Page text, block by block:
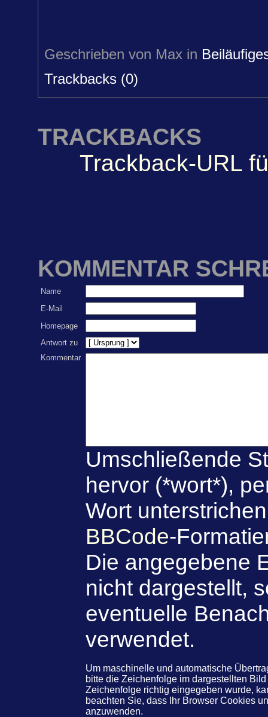
Geschrieben von Max in
Trackbacks (0)
TRACKBACKS
Trackback-URL
KOMMENTAR
Name
E-Mail
Homepage
Antwort zu
Kommentar
Umschließende
hervor (*wort*),
Wort
BBCode-
Die angegebene
nicht dargestellt,
eventuelle
verwendet.
Um maschinelle und automatische
bitte die Zeichenfolge im dargestellten
Zeichenfolge richtig eingegeben wurde,
beachten Sie, dass Ihr Browser Cookies
anzuwenden.